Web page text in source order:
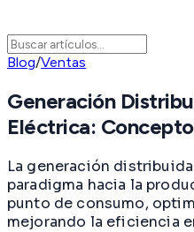
Blog/Ventas
Generación
Eléctrica:
La generación
paradigma hacia la
punto de consumo,
mejorando la eficiencia